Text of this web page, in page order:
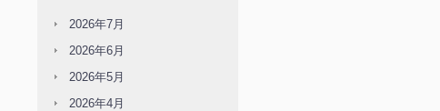
2026年7月
2026年6月
2026年5月
2026年4月